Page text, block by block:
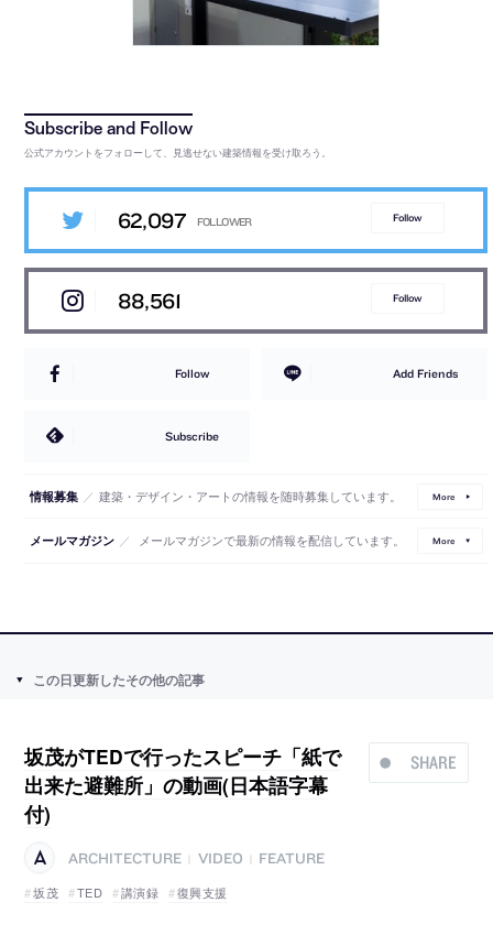
公式アカウントをフォローして、見逃せない建築情報を受け取ろう。
62,097 Follow
88,561 Follow
Follow Add Friends
Subscribe
情報募集 ／ 建築・デザイン・アートの情報を随時募集しています。 More
メールマガジン ／ メールマガジンで最新の情報を配信しています。 More
この日更新したその他の記事
SHARE
坂茂がTEDで行ったスピーチ「紙で
出来た避難所」の動画(日本語字幕
付)
ARCHITECTURE VIDEO
FEATURE
坂茂
TED 講演録 復興支援